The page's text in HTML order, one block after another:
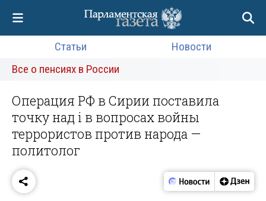
Статьи
Новости
Все о пенсиях в России
Операция РФ в Сирии поставила
точку над i в вопросах войны
террористов против народа —
политолог